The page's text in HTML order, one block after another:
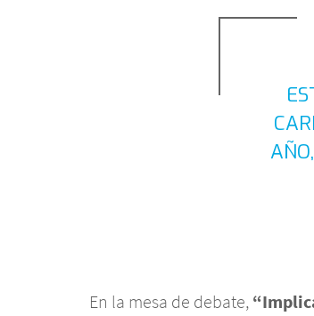
En la mesa de debate,